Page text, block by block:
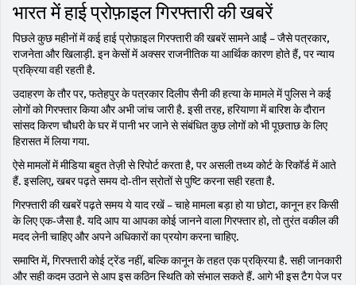
भारत में हाई प्रोफ़ाइल गिरफ्तारी की खबरें
पिछले कुछ महीनों में कई हाई प्रोफ़ाइल गिरफ्तारी की खबरें सामने आईं – जैसे पत्रकार,
राजनेता और खिलाड़ी. इन केसों में अक्सर राजनीतिक या आर्थिक कारण होते हैं, पर न्याय
प्रक्रिया वही रहती है.
उदाहरण के तौर पर, फतेहपुर के पत्रकार दिलीप सैनी की हत्या के मामले में पुलिस ने कई
लोगों को गिरफ्तार किया और अभी जांच जारी है. इसी तरह, हरियाणा में बारिश के दौरान
सांसद किरण चौधरी के घर में पानी भर जाने से संबंधित कुछ लोगों को भी पूछताछ के लिए
हिरासत में लिया गया.
ऐसे मामलों में मीडिया बहुत तेज़ी से रिपोर्ट करता है, पर असली तथ्य कोर्ट के रिकॉर्ड में आते
हैं. इसलिए, खबर पढ़ते समय दो‑तीन स्रोतों से पुष्टि करना सही रहता है.
गिरफ्तारी की खबरें पढ़ते समय ये याद रखें – चाहे मामला बड़ा हो या छोटा, कानून हर किसी
के लिए एक‑जैसा है. यदि आप या आपका कोई जानने वाला गिरफ्तार हो, तो तुरंत वकील की
मदद लेनी चाहिए और अपने अधिकारों का प्रयोग करना चाहिए.
समाप्ति में, गिरफ्तारी कोई ट्रेंड नहीं, बल्कि कानून के तहत एक प्रक्रिया है. सही जानकारी
और सही कदम उठाने से आप इस कठिन स्थिति को संभाल सकते हैं. आगे भी इस टैग पेज पर